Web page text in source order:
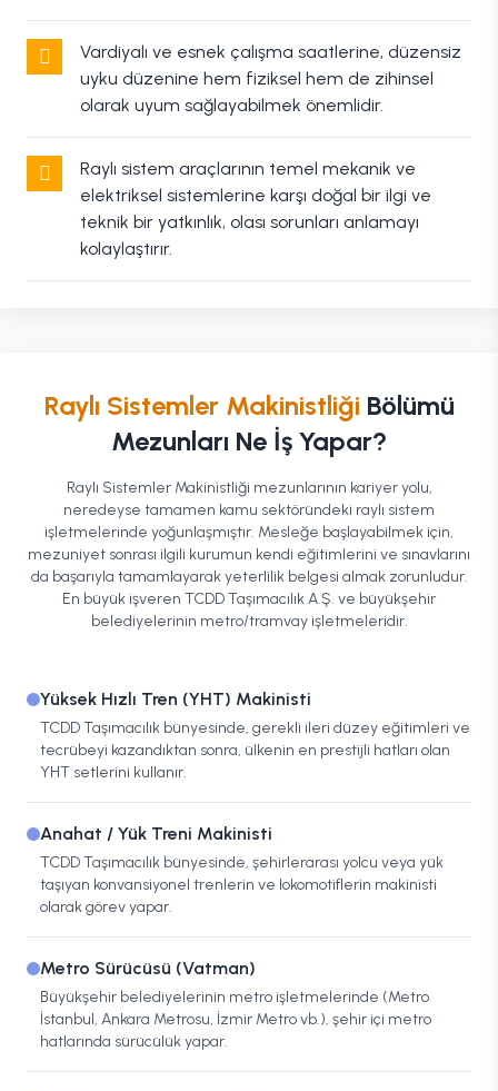
Vardiyalı ve esnek çalışma saatlerine, düzensiz
uyku düzenine hem fiziksel hem de zihinsel
olarak uyum sağlayabilmek önemlidir.
Raylı sistem araçlarının temel mekanik ve
elektriksel sistemlerine karşı doğal bir ilgi ve
teknik bir yatkınlık, olası sorunları anlamayı
kolaylaştırır.
Raylı Sistemler Makinistliği Bölümü
Mezunları Ne İş Yapar?
Raylı Sistemler Makinistliği mezunlarının kariyer yolu,
neredeyse tamamen kamu sektöründeki raylı sistem
işletmelerinde yoğunlaşmıştır. Mesleğe başlayabilmek için,
mezuniyet sonrası ilgili kurumun kendi eğitimlerini ve sınavlarını
da başarıyla tamamlayarak yeterlilik belgesi almak zorunludur.
En büyük işveren TCDD Taşımacılık A.Ş. ve büyükşehir
belediyelerinin metro/tramvay işletmeleridir.
Yüksek Hızlı Tren (YHT) Makinisti
TCDD Taşımacılık bünyesinde, gerekli ileri düzey eğitimleri ve
tecrübeyi kazandıktan sonra, ülkenin en prestijli hatları olan
YHT setlerini kullanır.
Anahat / Yük Treni Makinisti
TCDD Taşımacılık bünyesinde, şehirlerarası yolcu veya yük
taşıyan konvansiyonel trenlerin ve lokomotiflerin makinisti
olarak görev yapar.
Metro Sürücüsü (Vatman)
Büyükşehir belediyelerinin metro işletmelerinde (Metro
İstanbul, Ankara Metrosu, İzmir Metro vb.), şehir içi metro
hatlarında sürücülük yapar.